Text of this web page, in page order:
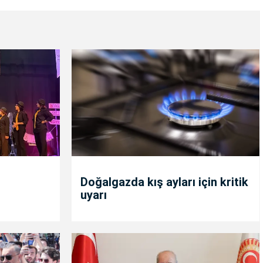
Doğalgazda kış ayları için kritik
uyarı